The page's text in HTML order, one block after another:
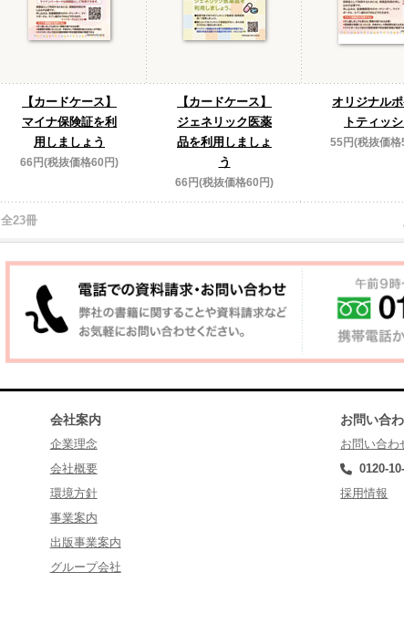
【カードケース】
マイナ保険証を利
用しましょう
66円(税抜価格60円)
【カードケース】
ジェネリック医薬
品を利用しましょ
う
66円(税抜価格60円)
オリジナル
トティッ
55円(税抜価格
全23冊
会社案内
企業理念
会社概要
環境方針
事業案内
出版事業案内
グループ会社
お問い合
お問い合わ
0120-
採用情報